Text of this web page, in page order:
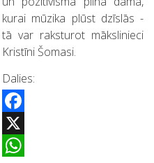
kurai mūzika plūst dzīslās -
tā var raksturot mākslinieci
Kristīni Šomasi.
Dalies:
Facebook
X